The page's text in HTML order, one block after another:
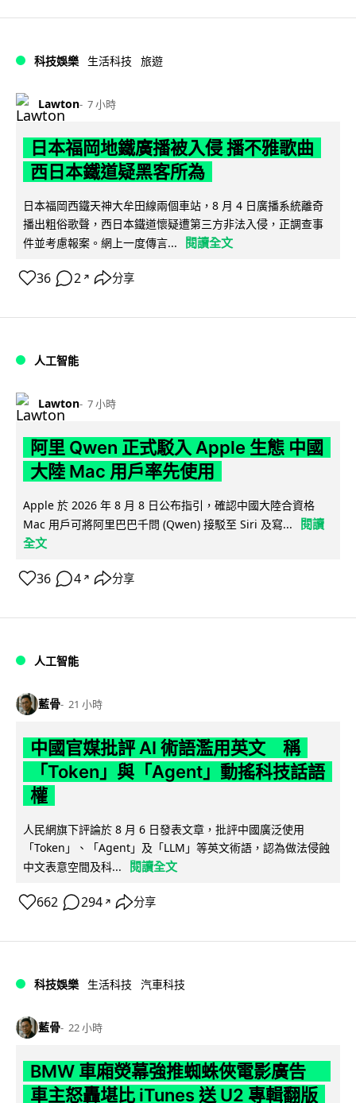
科技娛樂 生活科技 旅遊
Lawton 7 小時
日本福岡地鐵廣播被入侵 播不雅歌曲
西日本鐵道疑黑客所為
日本福岡西鐵天神大牟田線兩個車站，8 月 4 日廣播系統離奇
播出粗俗歌聲，西日本鐵道懷疑遭第三方非法入侵，正調查事
件並考慮報案。網上一度傳言...
閱讀全文
36 2 ↗ 分享
人工智能
Lawton 7 小時
阿里 Qwen 正式駁入 Apple 生態 中國
大陸 Mac 用戶率先使用
Apple 於 2026 年 8 月 8 日公布指引，確認中國大陸合資格
Mac 用戶可將阿里巴巴千問 (Qwen) 接駁至 Siri 及寫...
閱讀
全文
36 4 ↗ 分享
人工智能
藍骨 21 小時
中國官媒批評 AI 術語濫用英文 稱
「Token」與「Agent」動搖科技話語
權
人民網旗下評論於 8 月 6 日發表文章，批評中國廣泛使用
「Token」、「Agent」及「LLM」等英文術語，認為做法侵蝕
中文表意空間及科...
閱讀全文
662 294 ↗ 分享
科技娛樂 生活科技 汽車科技
藍骨 22 小時
BMW 車廂熒幕強推蜘蛛俠電影廣告
車主怒轟堪比 iTunes 送 U2 專輯翻版